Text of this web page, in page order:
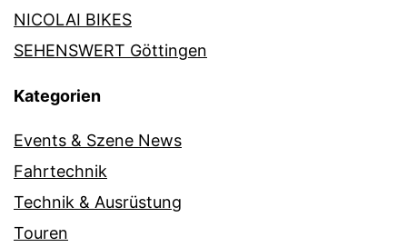
NICOLAI BIKES
SEHENSWERT Göttingen
Kategorien
Events & Szene News
Fahrtechnik
Technik & Ausrüstung
Touren